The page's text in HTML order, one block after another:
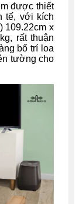
được thiết
tế, với kích
109.22cm x
rất thuận
bố trí loa
tường cho